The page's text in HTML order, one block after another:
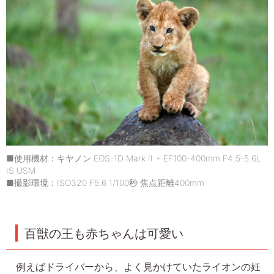
■使用機材：キヤノン EOS-1D Mark II + EF100-400mm F4.5-5.6L
IS USM
■撮影環境：ISO320 F5.6 1/100秒 焦点距離400mm
百獣の王も赤ちゃんは可愛い
例えばドライバーから、よく見かけていたライオンの妊